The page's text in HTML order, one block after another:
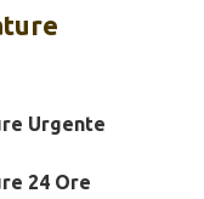
Urgente
24 Ore